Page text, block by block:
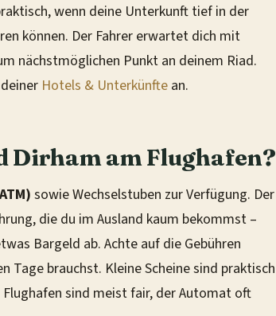
wenn deine Unterkunft tief in der
können. Der Fahrer erwartet dich mit
nächstmöglichen Punkt an deinem Riad.
Hotels & Unterkünfte an.
Dirham am Flughafen?
sowie Wechselstuben zur Verfügung. Der
die du im Ausland kaum bekommst –
Bargeld ab. Achte auf die Gebühren
Tage brauchst. Kleine Scheine sind praktisch
sind meist fair, der Automat oft